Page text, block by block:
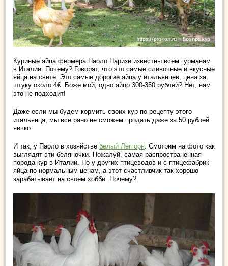
Куриные яйца фермера Паоло Паризи известны всем гурманам
в Италии. Почему? Говорят, что это самые сливочные и вкусные
яйца на свете. Это самые дорогие яйца у итальянцев, цена за
штуку около 4€. Боже мой, одно яйцо 300-350 рублей? Нет, нам
это не подходит!
Даже если мы будем кормить своих кур по рецепту этого
итальянца, мы все рано не сможем продать даже за 50 рублей
яичко.
И так, у Паоло в хозяйстве белый Леггорн . Смотрим на фото как
выглядят эти беляночки. Пожалуй, самая распространенная
порода кур в Италии. Но у других птицеводов и с птицефабрик
яйца по нормальным ценам, а этот счастливчик так хорошо
зарабатывает на своем хобби. Почему?